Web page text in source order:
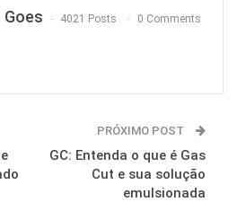
Goes 4021 Posts 0 Comments
PRÓXIMO POST
GC: Entenda o que é Gas
Cut e sua solução
emulsionada